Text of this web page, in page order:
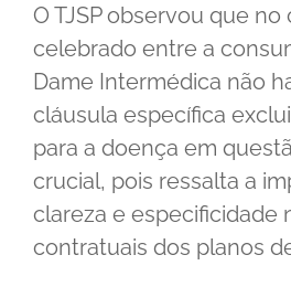
O TJSP observou que
celebrado entre a
Dame Intermédica não
cláusula específica
para a doença em
crucial, pois ressalta a
clareza e especificidade
contratuais dos planos